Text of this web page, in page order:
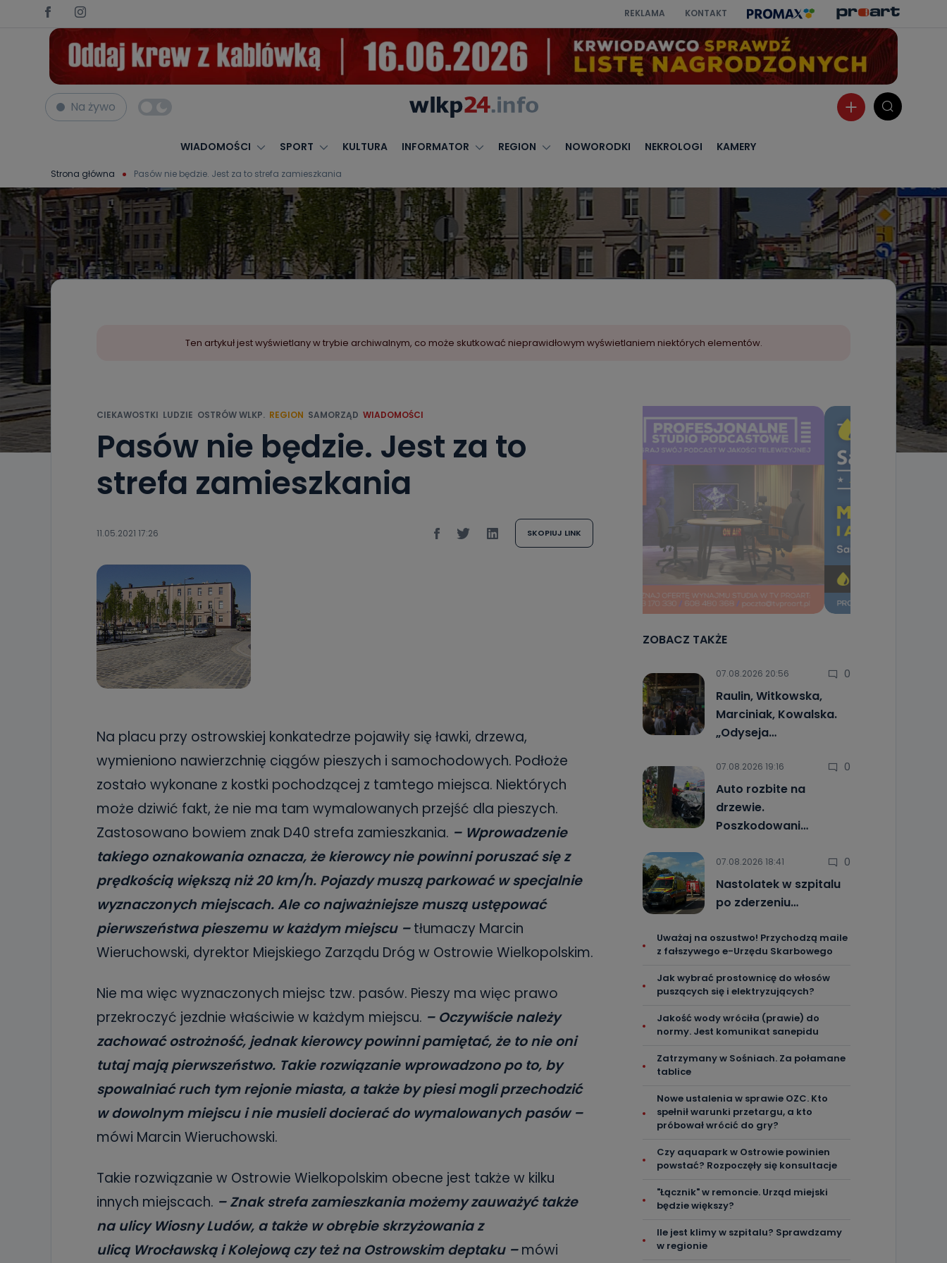
REKLAMA KONTAKT
Na żywo
WIADOMOŚCI SPORT KULTURA INFORMATOR REGION NOWORODKI NEKROLOGI KAMERY
Strona główna Pasów nie będzie. Jest za to strefa zamieszkania
Ten artykuł jest wyświetlany w trybie archiwalnym, co może skutkować nieprawidłowym wyświetlaniem niektórych elementów.
CIEKAWOSTKI LUDZIE OSTRÓW WLKP. REGION SAMORZĄD WIADOMOŚCI
Pasów nie będzie. Jest za to
strefa zamieszkania
11.05.2021 17:26 SKOPIUJ LINK
Na placu przy ostrowskiej konkatedrze pojawiły się ławki, drzewa,
wymieniono nawierzchnię ciągów pieszych i samochodowych. Podłoże
zostało wykonane z kostki pochodzącej z tamtego miejsca. Niektórych
może dziwić fakt, że nie ma tam wymalowanych przejść dla pieszych.
Zastosowano bowiem znak D40 strefa zamieszkania. – Wprowadzenie
takiego oznakowania oznacza, że kierowcy nie powinni poruszać się z
prędkością większą niż 20 km/h. Pojazdy muszą parkować w specjalnie
wyznaczonych miejscach. Ale co najważniejsze muszą ustępować
pierwszeństwa pieszemu w każdym miejscu – tłumaczy Marcin
Wieruchowski, dyrektor Miejskiego Zarządu Dróg w Ostrowie Wielkopolskim.
Nie ma więc wyznaczonych miejsc tzw. pasów. Pieszy ma więc prawo
przekroczyć jezdnie właściwie w każdym miejscu. – Oczywiście należy
zachować ostrożność, jednak kierowcy powinni pamiętać, że to nie oni
tutaj mają pierwszeństwo. Takie rozwiązanie wprowadzono po to, by
spowalniać ruch tym rejonie miasta, a także by piesi mogli przechodzić
w dowolnym miejscu i nie musieli docierać do wymalowanych pasów –
mówi Marcin Wieruchowski.
Takie rozwiązanie w Ostrowie Wielkopolskim obecne jest także w kilku
innych miejscach. – Znak strefa zamieszkania możemy zauważyć także
na ulicy Wiosny Ludów, a także w obrębie skrzyżowania z
ulicą Wrocławską i Kolejową czy też na Ostrowskim deptaku – mówi
ZOBACZ TAKŻE
07.08.2026 20:56 0
Raulin, Witkowska,
Marciniak, Kowalska.
„Odyseja…
07.08.2026 19:16 0
Auto rozbite na
drzewie.
Poszkodowani…
07.08.2026 18:41 0
Nastolatek w szpitalu
po zderzeniu…
Uważaj na oszustwo! Przychodzą maile
z fałszywego e-Urzędu Skarbowego
Jak wybrać prostownicę do włosów
puszących się i elektryzujących?
Jakość wody wróciła (prawie) do
normy. Jest komunikat sanepidu
Zatrzymany w Sośniach. Za połamane
tablice
Nowe ustalenia w sprawie OZC. Kto
spełnił warunki przetargu, a kto
próbował wrócić do gry?
Czy aquapark w Ostrowie powinien
powstać? Rozpoczęły się konsultacje
"Łącznik" w remoncie. Urząd miejski
będzie większy?
Ile jest klimy w szpitalu? Sprawdzamy
w regionie